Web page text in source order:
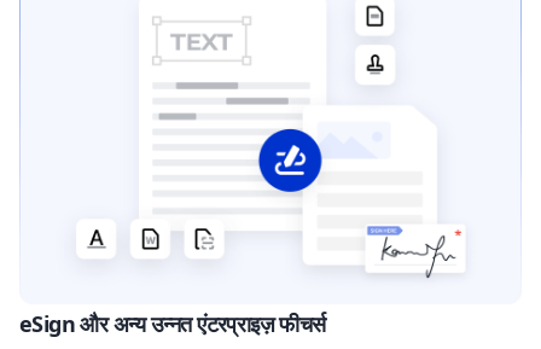
eSign और अन्य उन्नत एंटरप्राइज़ फीचर्स